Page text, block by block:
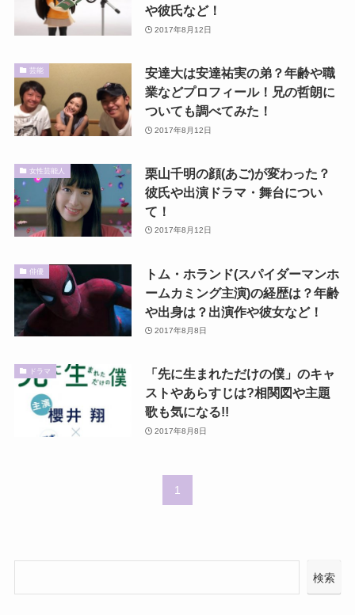
や彼氏など！
2017年8月12日
芸能
安達大は安達祐実の弟？年齢や職
業などプロフィール！兄の哲朗に
ついても調べてみた！
2017年8月12日
女性芸能人
栗山千明の顔(あご)が変わった？
彼氏や出演ドラマ・舞台につい
て！
2017年8月12日
俳優
トム・ホランド(スパイダーマンホ
ームカミング主演)の経歴は？年齢
や出身は？出演作や彼女など！
2017年8月8日
ドラマ
「先に生まれただけの僕」のキャ
ストやあらすじは?相関図や主題
歌も気になる!!
2017年8月8日
1
検索